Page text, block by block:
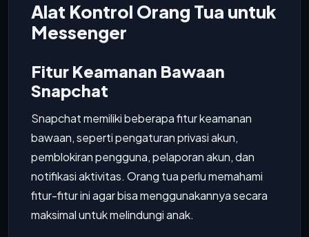
Alat Kontrol Orang Tua untuk
Messenger
Fitur Keamanan Bawaan
Snapchat
Snapchat memiliki beberapa fitur keamanan
bawaan, seperti pengaturan privasi akun,
pemblokiran pengguna, pelaporan akun, dan
notifikasi aktivitas. Orang tua perlu memahami
fitur-fitur ini agar bisa menggunakannya secara
maksimal untuk melindungi anak.